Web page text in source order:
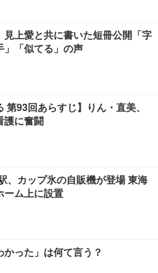
見上愛と共に書いた短冊公開「字
」「似てる」の声
第93回あらすじ】りん・直美、
護に奮闘
、カップ氷の自販機が登場 東海
ーム上に設置
かった」は何て言う？